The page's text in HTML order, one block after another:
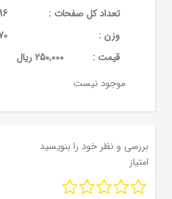
تعداد کل صفحات :
وزن :
قيمت :
250,000 ریال
موجود نیست
بررسی و نظر خود را بنویسید
امتیاز